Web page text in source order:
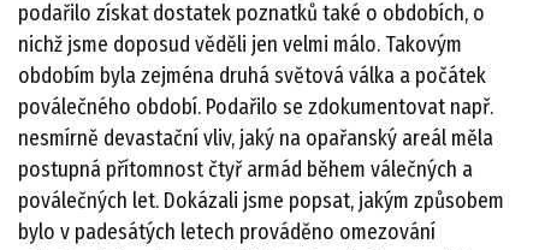
podařilo získat dostatek poznatků také o obdobích, o
nichž jsme doposud věděli jen velmi málo. Takovým
obdobím byla zejména druhá světová válka a počátek
poválečného období. Podařilo se zdokumentovat např.
nesmírně devastační vliv, jaký na opařanský areál měla
postupná přítomnost čtyř armád během válečných a
poválečných let. Dokázali jsme popsat, jakým způsobem
bylo v padesátých letech prováděno omezování